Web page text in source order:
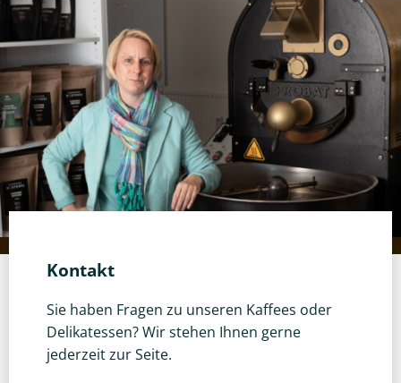
Kontakt
Sie haben Fragen zu unseren Kaffees oder
Delikatessen? Wir stehen Ihnen gerne
jederzeit zur Seite.